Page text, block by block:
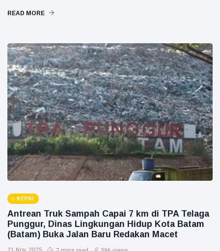
READ MORE
KEPRI
Antrean Truk Sampah Capai 7 km di TPA Telaga
Punggur, Dinas Lingkungan Hidup Kota Batam
(Batam) Buka Jalan Baru Redakan Macet